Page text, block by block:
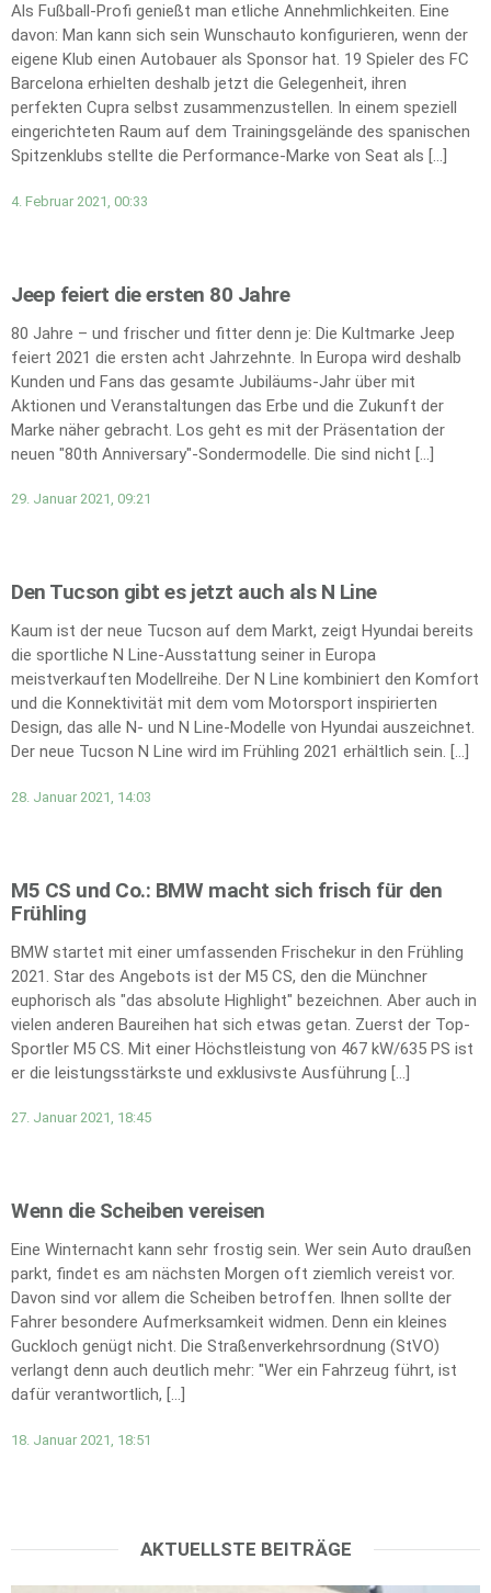
Als Fußball-Profi genießt man etliche Annehmlichkeiten. Eine
davon: Man kann sich sein Wunschauto konfigurieren, wenn der
eigene Klub einen Autobauer als Sponsor hat. 19 Spieler des FC
Barcelona erhielten deshalb jetzt die Gelegenheit, ihren
perfekten Cupra selbst zusammenzustellen. In einem speziell
eingerichteten Raum auf dem Trainingsgelände des spanischen
Spitzenklubs stellte die Performance-Marke von Seat als […]
4. Februar 2021, 00:33
Jeep feiert die ersten 80 Jahre
80 Jahre – und frischer und fitter denn je: Die Kultmarke Jeep
feiert 2021 die ersten acht Jahrzehnte. In Europa wird deshalb
Kunden und Fans das gesamte Jubiläums-Jahr über mit
Aktionen und Veranstaltungen das Erbe und die Zukunft der
Marke näher gebracht. Los geht es mit der Präsentation der
neuen "80th Anniversary"-Sondermodelle. Die sind nicht […]
29. Januar 2021, 09:21
Den Tucson gibt es jetzt auch als N Line
Kaum ist der neue Tucson auf dem Markt, zeigt Hyundai bereits
die sportliche N Line-Ausstattung seiner in Europa
meistverkauften Modellreihe. Der N Line kombiniert den Komfort
und die Konnektivität mit dem vom Motorsport inspirierten
Design, das alle N- und N Line-Modelle von Hyundai auszeichnet.
Der neue Tucson N Line wird im Frühling 2021 erhältlich sein. […]
28. Januar 2021, 14:03
M5 CS und Co.: BMW macht sich frisch für den
Frühling
BMW startet mit einer umfassenden Frischekur in den Frühling
2021. Star des Angebots ist der M5 CS, den die Münchner
euphorisch als "das absolute Highlight" bezeichnen. Aber auch in
vielen anderen Baureihen hat sich etwas getan. Zuerst der Top-
Sportler M5 CS. Mit einer Höchstleistung von 467 kW/635 PS ist
er die leistungsstärkste und exklusivste Ausführung […]
27. Januar 2021, 18:45
Wenn die Scheiben vereisen
Eine Winternacht kann sehr frostig sein. Wer sein Auto draußen
parkt, findet es am nächsten Morgen oft ziemlich vereist vor.
Davon sind vor allem die Scheiben betroffen. Ihnen sollte der
Fahrer besondere Aufmerksamkeit widmen. Denn ein kleines
Guckloch genügt nicht. Die Straßenverkehrsordnung (StVO)
verlangt denn auch deutlich mehr: "Wer ein Fahrzeug führt, ist
dafür verantwortlich, […]
18. Januar 2021, 18:51
AKTUELLSTE BEITRÄGE